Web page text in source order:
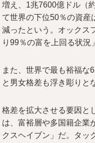
増え、1兆7600億ドル（
て世界の下位50％の資産
減ったという。オックス
り99％の富を上回る状況
また、世界で最も裕福な
と男女格差も浮き彫りと
格差を拡大させる要因と
は、富裕層や多国籍企業
クスヘイブン」だ。タッ